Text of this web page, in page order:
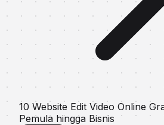
10 Website Edit Video Online
Pemula hingga Bisnis